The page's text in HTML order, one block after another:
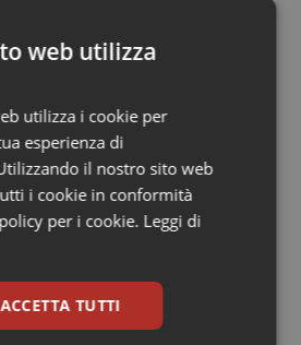
& Testa Collo
interessarti in
Farmaci
farmaceutica sale a 39,3
(+6%). Prosegue il boom dei
per diabete e obesità e cala
web utilizza
utilizza i cookie per
esperienza di
il nostro sito web
i cookie in conformità
per i cookie. Leggi di
ACCETTA TUTTI